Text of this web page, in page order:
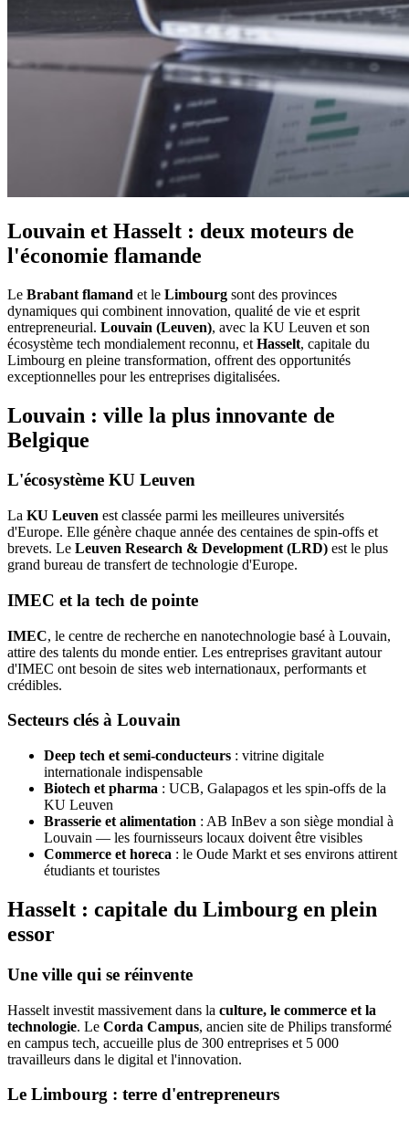
Louvain et Hasselt : deux moteurs de
l'économie flamande
Le Brabant flamand et le Limbourg sont des provinces
dynamiques qui combinent innovation, qualité de vie et esprit
entrepreneurial. Louvain (Leuven), avec la KU Leuven et son
écosystème tech mondialement reconnu, et Hasselt, capitale du
Limbourg en pleine transformation, offrent des opportunités
exceptionnelles pour les entreprises digitalisées.
Louvain : ville la plus innovante de
Belgique
L'écosystème KU Leuven
La KU Leuven est classée parmi les meilleures universités
d'Europe. Elle génère chaque année des centaines de spin-offs et
brevets. Le Leuven Research & Development (LRD) est le plus
grand bureau de transfert de technologie d'Europe.
IMEC et la tech de pointe
IMEC, le centre de recherche en nanotechnologie basé à Louvain,
attire des talents du monde entier. Les entreprises gravitant autour
d'IMEC ont besoin de sites web internationaux, performants et
crédibles.
Secteurs clés à Louvain
Deep tech et semi-conducteurs : vitrine digitale
internationale indispensable
Biotech et pharma : UCB, Galapagos et les spin-offs de la
KU Leuven
Brasserie et alimentation : AB InBev a son siège mondial à
Louvain — les fournisseurs locaux doivent être visibles
Commerce et horeca : le Oude Markt et ses environs attirent
étudiants et touristes
Hasselt : capitale du Limbourg en plein
essor
Une ville qui se réinvente
Hasselt investit massivement dans la culture, le commerce et la
technologie. Le Corda Campus, ancien site de Philips transformé
en campus tech, accueille plus de 300 entreprises et 5 000
travailleurs dans le digital et l'innovation.
Le Limbourg : terre d'entrepreneurs